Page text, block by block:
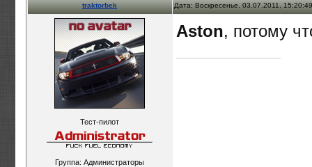
traktorbek Дата: Воскресенье, 03.07.2011,
Тест-пилот
Группа: Администраторы
Aston, потому